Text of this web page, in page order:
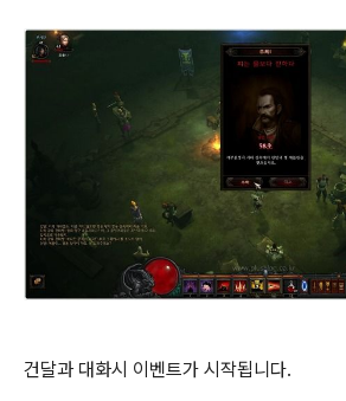
건달과 대화시 이벤트가 시작됩니다.